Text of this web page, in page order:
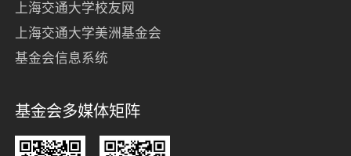
上海交通大学校友网
上海交通大学美洲基金会
基金会信息系统
基金会多媒体矩阵